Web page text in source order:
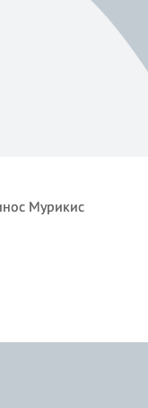
Мурикис